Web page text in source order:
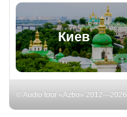
Киев
© Audio tour «Azbo» 2012—2026